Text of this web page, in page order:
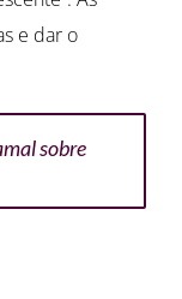
e dar o
sobre